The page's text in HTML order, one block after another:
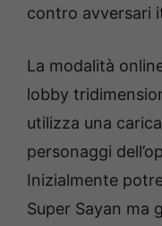
contro avversari
La modalità
lobby
utilizza una
personaggi
Inizialmente
Super Sayan ma